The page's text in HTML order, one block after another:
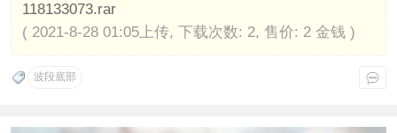
118133073.rar
( 2021-8-28 01:05上传, 下载次数: 2, 售价: 2 金钱 )
波段底部